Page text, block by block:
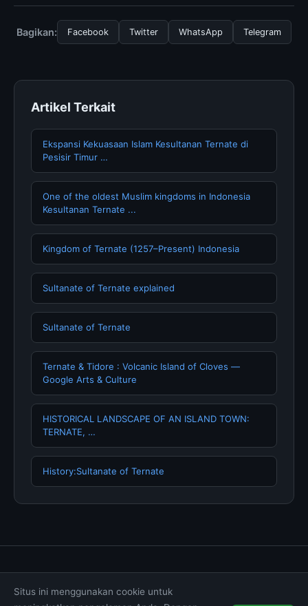
mengunjungi halaman resmi kami secara berkala. Kami
selalu memperbarui konten dengan informasi terkini dan
Bagikan: Facebook Twitter WhatsApp Telegram
Artikel Terkait
Ekspansi Kekuasaan Islam Kesultanan Ternate di
Pesisir Timur …
One of the oldest Muslim kingdoms in Indonesia
Kesultanan Ternate ...
Kingdom of Ternate (1257–Present) Indonesia
Sultanate of Ternate explained
Sultanate of Ternate
Ternate & Tidore : Volcanic Island of Cloves —
Google Arts & Culture
HISTORICAL LANDSCAPE OF AN ISLAND TOWN:
TERNATE, …
History:Sultanate of Ternate
Syarat & Ketentuan
Situs ini menggunakan cookie untuk